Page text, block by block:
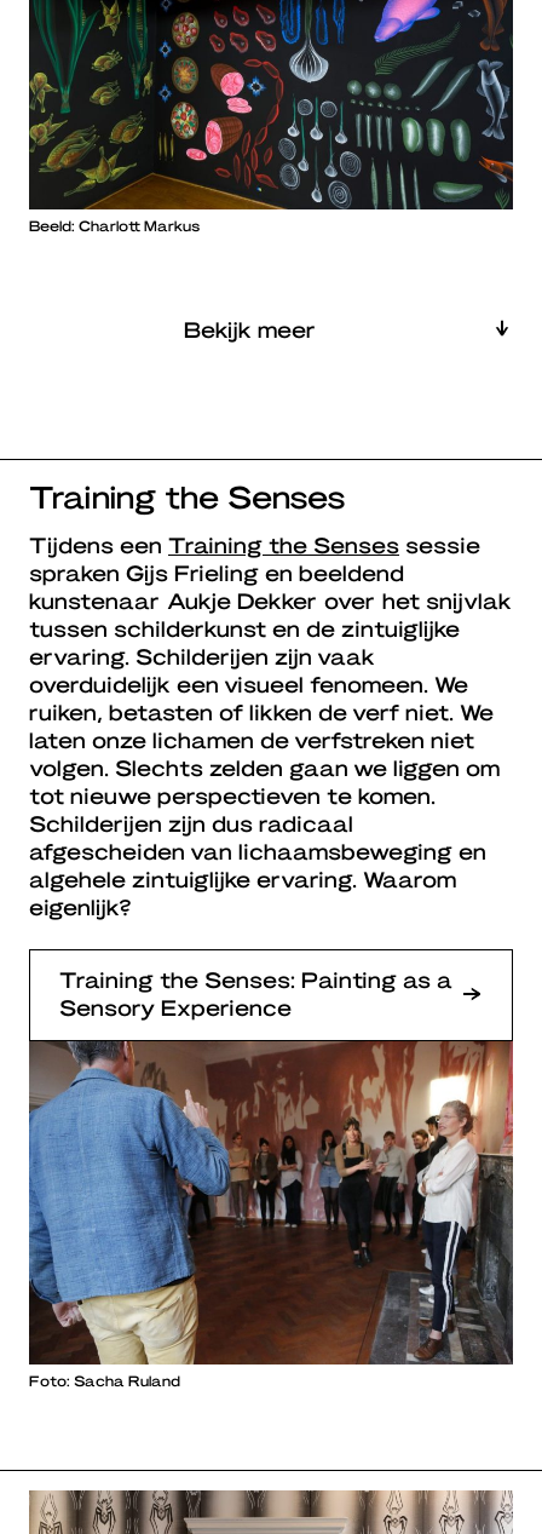
Beeld: Charlott Markus
Bekijk meer
Training the Senses
Tijdens een Training the Senses sessie
spraken Gijs Frieling en beeldend
kunstenaar Aukje Dekker over het snijvlak
tussen schilderkunst en de zintuiglijke
ervaring. Schilderijen zijn vaak
overduidelijk een visueel fenomeen. We
ruiken, betasten of likken de verf niet. We
laten onze lichamen de verfstreken niet
volgen. Slechts zelden gaan we liggen om
tot nieuwe perspectieven te komen.
Schilderijen zijn dus radicaal
afgescheiden van lichaamsbeweging en
algehele zintuiglijke ervaring. Waarom
eigenlijk?
Training the Senses: Painting as a
Sensory Experience
Foto: Sacha Ruland